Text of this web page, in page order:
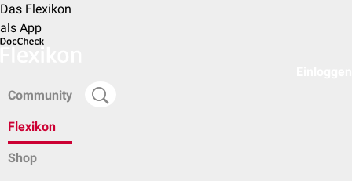
Das Flexikon
als App
Community
Flexikon
Shop